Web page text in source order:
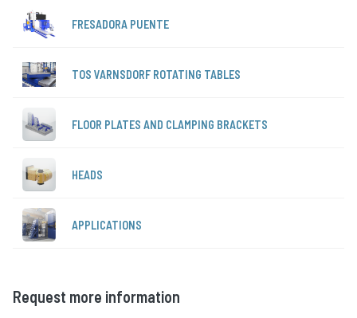
FRESADORA PUENTE
TOS VARNSDORF ROTATING TABLES
FLOOR PLATES AND CLAMPING BRACKETS
HEADS
APPLICATIONS
Request more information